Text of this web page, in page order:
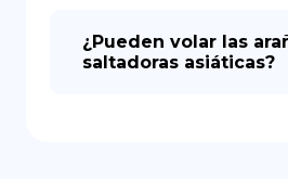
¿Pueden volar las
saltadoras asiáticas?